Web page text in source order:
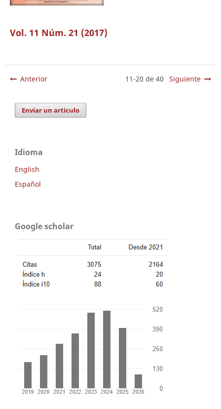
Vol. 11 Núm. 21 (2017)
Anterior 11-20 de 40 Siguiente
Enviar un artículo
Idioma
English
Español
Google scholar